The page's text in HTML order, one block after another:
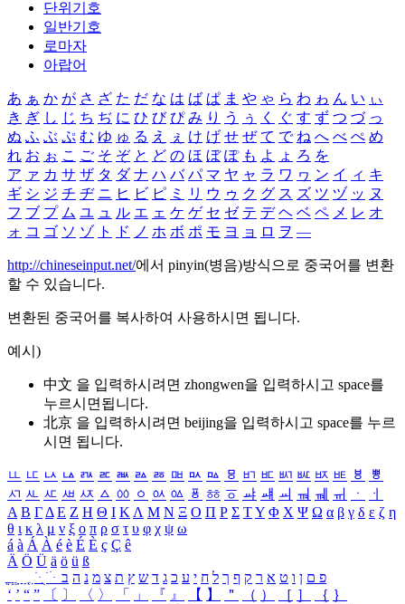
단위기호
일반기호
로마자
아랍어
あ ぁ か が さ ざ た だ な は ば ぱ ま や ゃ ら わ ゎ ん い ぃ
き ぎ し じ ち ぢ に ひ び ぴ み り う ぅ く ぐ す ず つ づ っ
ぬ ふ ぶ ぷ む ゆ ゅ る え ぇ け げ せ ぜ て で ね へ べ ぺ め
れ お ぉ こ ご そ ぞ と ど の ほ ぼ ぽ も よ ょ ろ を
ア ァ カ サ ザ タ ダ ナ ハ バ パ マ ヤ ャ ラ ワ ヮ ン イ ィ キ
ギ シ ジ チ ヂ ニ ヒ ビ ピ ミ リ ウ ゥ ク グ ス ズ ツ ヅ ッ ヌ
フ ブ プ ム ユ ュ ル エ ェ ケ ゲ セ ゼ テ デ ヘ ベ ペ メ レ オ
ォ コ ゴ ソ ゾ ト ド ノ ホ ボ ポ モ ヨ ョ ロ ヲ ―
http://chineseinput.net/에서 pinyin(병음)방식으로 중국어를 변환
할 수 있습니다.
변환된 중국어를 복사하여 사용하시면 됩니다.
예시)
中文 을 입력하시려면 zhongwen을 입력하시고 space를
누르시면됩니다.
北京 을 입력하시려면 beijing을 입력하시고 space를 누르
시면 됩니다.
ㅥ ㅦ ㅧ ㅨ ㅩ ㅪ ㅫ ㅬ ㅭ ㅮ ㅯ ㅰ ㅱ ㅲ ㅳ ㅴ ㅵ ㅶ ㅷ ㅸ
ㅹ
ㅺ ㅻ ㅼ ㅽ ㅾ ㅿ ㆀ ㆁ ㆂ ㆃ ㆄ ㆅ ㆆ ㆇ ㆈ ㆉ ㆊ ㆋ ㆌ ㆍ
ㆎ
Α Β ΓΔ Ε Ζ Η Θ Ι ΚΛ Μ Ν Ξ Ο Π Ρ Σ ΤΥ Φ Χ Ψ Ω α β γ δ ε ζ η
θ ι κ λ μ ν ξ ο π ρ σ τ υ φ χ ψ ω
á à Á À é è É È ç Ç ê
Ä Ö Ü ä ö ü ß
ִֶֹ ֻּ ׁׂ פ ם ן ו ט א ר ק ף ך ל ח י ע כ ג ד ש ץ ת צ מ נ ה ב
‘ ’ “ ” 〔 〕 〈 〉 「 」 『 』 【 】 ＂ （ ） ［ ］ ｛ ｝